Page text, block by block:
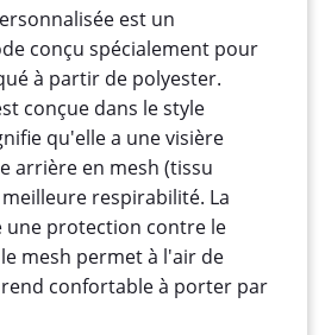
est un
conçu spécialement pour
à partir de polyester.
conçue dans le style
qu'elle a une visière
arrière en mesh (tissu
respirabilité. La
une protection contre le
mesh permet à l'air de
confortable à porter par